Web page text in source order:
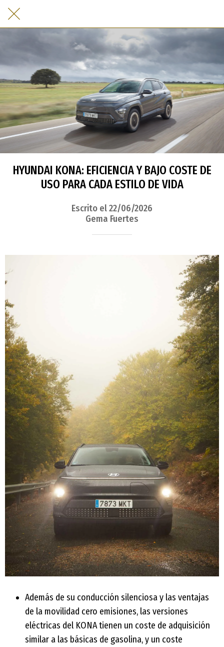
HYUNDAI KONA: EFICIENCIA Y BAJO COSTE DE
USO PARA CADA ESTILO DE VIDA
Escrito el 22/06/2026
Gema Fuertes
Además de su conducción silenciosa y las ventajas
de la movilidad cero emisiones, las versiones
eléctricas del KONA tienen un coste de adquisición
similar a las básicas de gasolina, y un coste